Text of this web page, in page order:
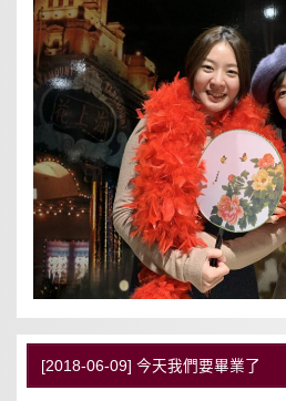
[2018-06-09] 今天我們要畢業了